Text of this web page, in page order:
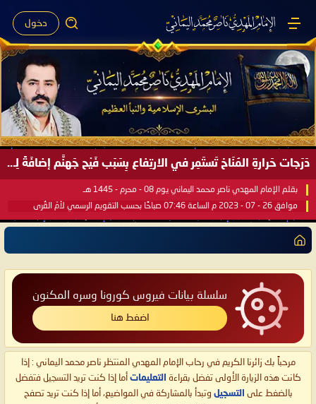
دخول
دَرَجات حَرارةِ المُنَاخ تَستَمِر في الارتِفاع بِسَبَب فَيْح جَهنَّم إضافَةً لِحرارةِ الشَّمس في مُحكَم القُرآن العَظيم ..
بقلم الإمام المهدي ناصر محمد اليماني يوم 08 - محرم - 1445 هـ
موافق 26 - 07 - 2023 م الساعة 07:46 صباحًا بحسب التقويم الرسمي لأمّ القُرى
سلسلة بيانات فيروس كورونا وسره المكنون
اضغط هنا
مرحباً بك زائرنا الكريم في رحاب الإمام المهدي المنتظر ناصر محمد اليماني : إذا
كانت هذه الزيارة الأولى تفضل بقراءة التعليمات أما إذا كنت تريد التسجيل فتفضل
بالضغط على التسجيل وتبدأ بالمشاركة في المواضيع، أما إذا كنت تريد تصفح